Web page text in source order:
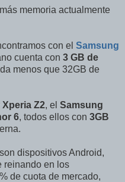
memoria actualmente
con el Samsung
cuenta con 3 GB de
menos que 32GB de
Xperia Z2, el Samsung
6, todos ellos con 3GB
dispositivos Android,
reinando en los
de cuota de mercado,